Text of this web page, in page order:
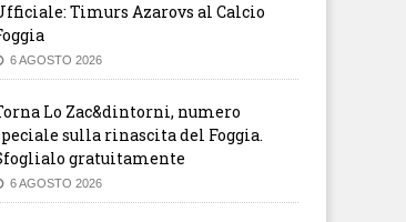
Timurs Azarovs al Calcio
6 AGOSTO 2026
Lo Zac&dintorni, numero
sulla rinascita del Foggia.
gratuitamente
6 AGOSTO 2026